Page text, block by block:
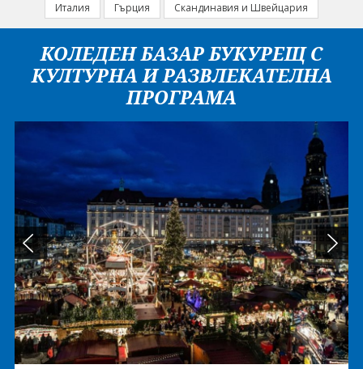
Контакти
Условия за записване
Политика за лични
Документи
Италия
Гърция Скандинавия и Швейцария
КОЛЕДЕН БАЗАР БУКУРЕЩ С
КУЛТУРНА И РАЗВЛЕКАТЕЛНА
ПРОГРАМА